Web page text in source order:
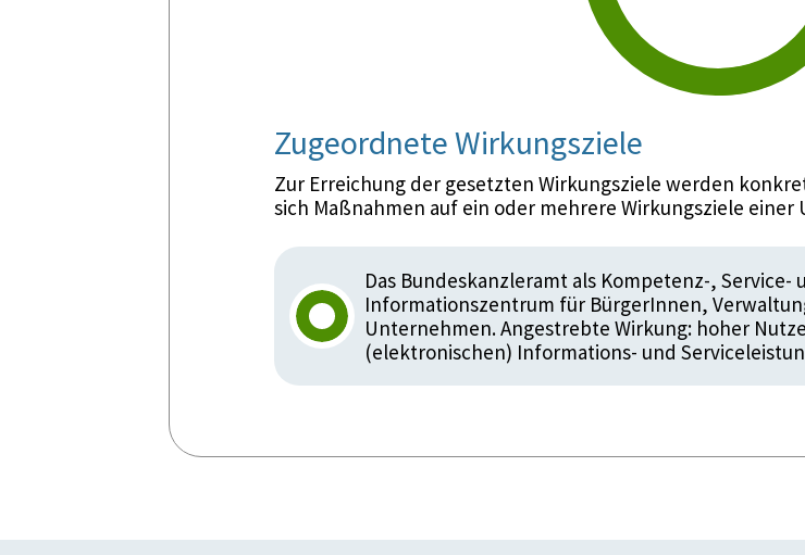
Zugeordnete Wirkungsziele
Zur Erreichung der gesetzten Wirkungsziele werden
sich Maßnahmen auf ein oder mehrere Wirkungsziele
Das Bundeskanzleramt als Kompetenz-, Service-
Informationszentrum für BürgerInnen,
Unternehmen. Angestrebte Wirkung: hoher
(elektronischen) Informations- und